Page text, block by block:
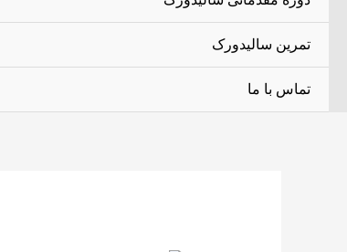
تمرین سالیدورک
تماس با ما